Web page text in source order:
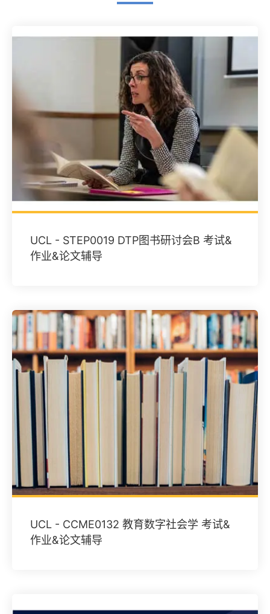
UCL - STEP0019 DTP图书研讨会B 考试&
作业&论文辅导
UCL - CCME0132 教育数字社会学 考试&
作业&论文辅导